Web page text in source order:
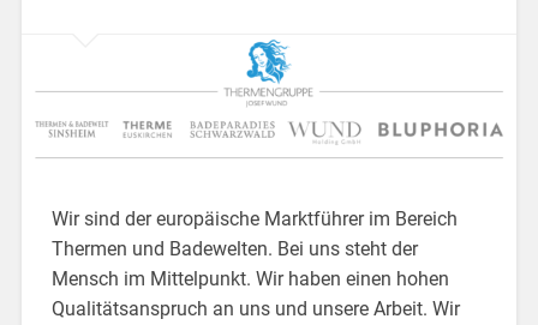
Wir sind der europäische Marktführer im Bereich
Thermen und Badewelten. Bei uns steht der
Mensch im Mittelpunkt. Wir haben einen hohen
Qualitätsanspruch an uns und unsere Arbeit. Wir